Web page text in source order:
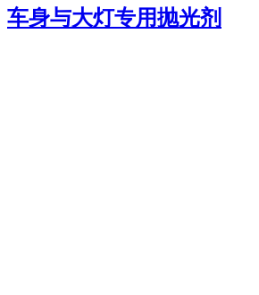
车身与大灯专用抛光剂